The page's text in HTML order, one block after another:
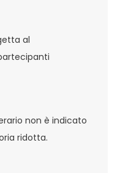
al
non è indicato
ridotta.